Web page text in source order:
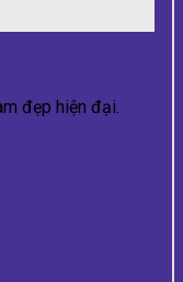
đẹp hiện đại.